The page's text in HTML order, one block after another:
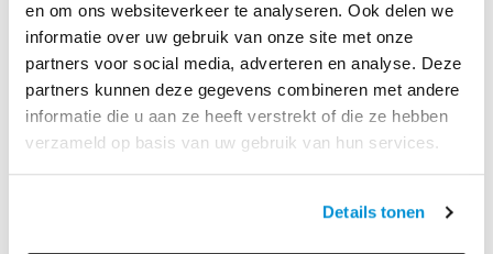
en om ons websiteverkeer te analyseren. Ook delen we
informatie over uw gebruik van onze site met onze
partners voor social media, adverteren en analyse. Deze
partners kunnen deze gegevens combineren met andere
informatie die u aan ze heeft verstrekt of die ze hebben
verzameld op basis van uw gebruik van hun services.
Details tonen
Productbeschrijving
Learning by doing De methode TouchTech helpt de
verbinding te maken tussen theorie en praktijk. Elke